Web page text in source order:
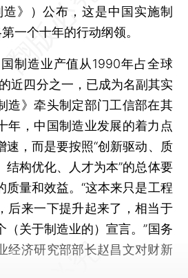
》）公布，这是中国实施制
一个十年的行动纲领。
造业产值从1990年占全球
近四分之一，已成为名副其实
造》牵头制定部门工信部在其
年，中国制造业发展的着力点
速，而是要按照“创新驱动、质
结构优化、人才为本”的总体要
质量和效益。“这本来只是工程
后来一下提升起来了，相当于
（关于制造业的）宣言。”国务
经济研究部部长赵昌文对财新